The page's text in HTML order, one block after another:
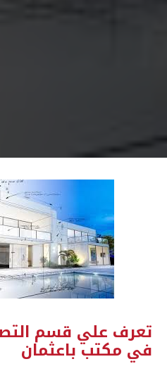
تعرف علي قسم
في مكتب باعثمان